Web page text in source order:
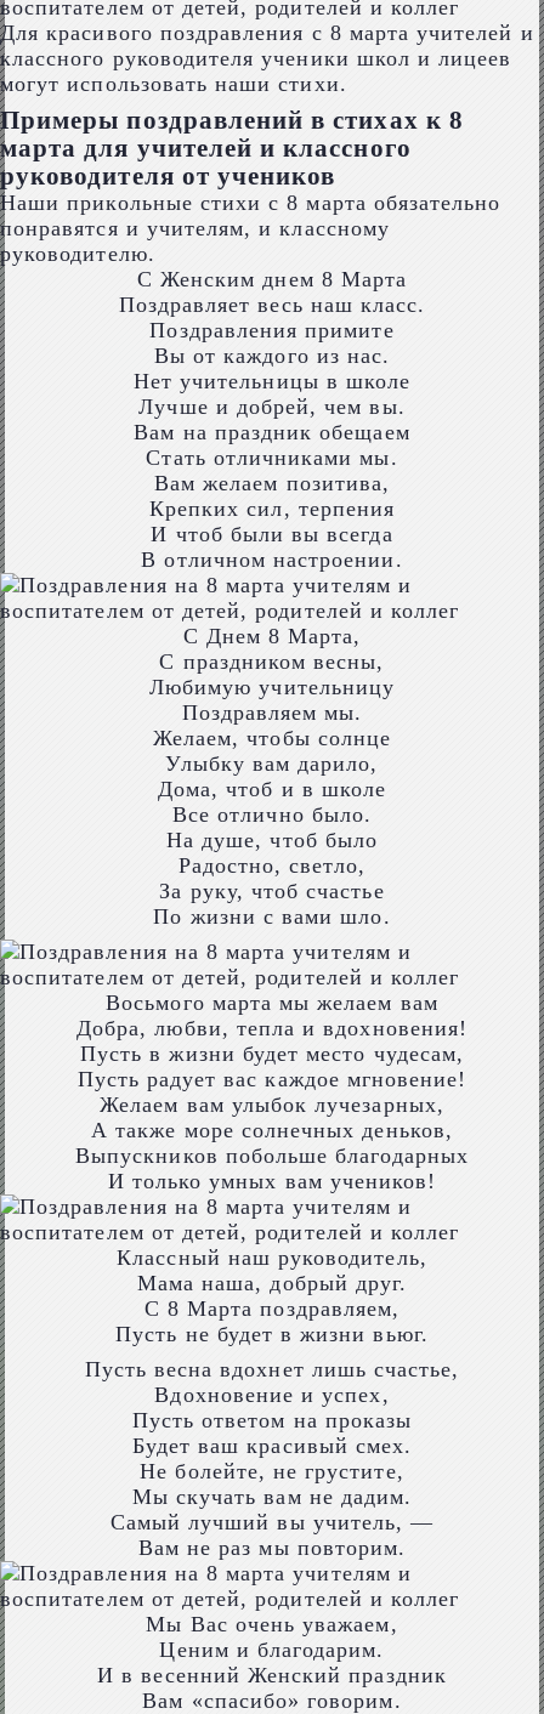
Для красивого поздравления с 8 марта учителей и
классного руководителя ученики школ и лицеев
могут использовать наши стихи.
Примеры поздравлений в стихах к 8
марта для учителей и классного
руководителя от учеников
Наши прикольные стихи с 8 марта обязательно
понравятся и учителям, и классному
руководителю.
С Женским днем 8 Марта
Поздравляет весь наш класс.
Поздравления примите
Вы от каждого из нас.
Нет учительницы в школе
Лучше и добрей, чем вы.
Вам на праздник обещаем
Стать отличниками мы.
Вам желаем позитива,
Крепких сил, терпения
И чтоб были вы всегда
В отличном настроении.
С Днем 8 Марта,
С праздником весны,
Любимую учительницу
Поздравляем мы.
Желаем, чтобы солнце
Улыбку вам дарило,
Дома, чтоб и в школе
Все отлично было.
На душе, чтоб было
Радостно, светло,
За руку, чтоб счастье
По жизни с вами шло.
Восьмого марта мы желаем вам
Добра, любви, тепла и вдохновения!
Пусть в жизни будет место чудесам,
Пусть радует вас каждое мгновение!
Желаем вам улыбок лучезарных,
А также море солнечных деньков,
Выпускников побольше благодарных
И только умных вам учеников!
Классный наш руководитель,
Мама наша, добрый друг.
С 8 Марта поздравляем,
Пусть не будет в жизни вьюг.
Пусть весна вдохнет лишь счастье,
Вдохновение и успех,
Пусть ответом на проказы
Будет ваш красивый смех.
Не болейте, не грустите,
Мы скучать вам не дадим.
Самый лучший вы учитель, —
Вам не раз мы повторим.
Мы Вас очень уважаем,
Ценим и благодарим.
И в весенний Женский праздник
Вам «спасибо» говорим.